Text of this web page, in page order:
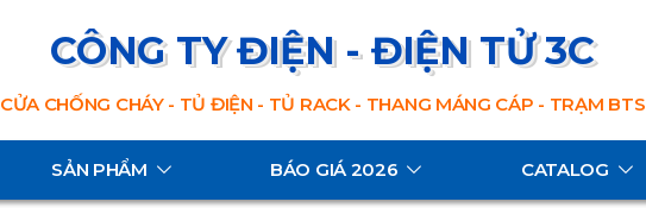
CÔNG TY ĐIỆN - ĐIỆN TỬ 3C
CỬA CHỐNG CHÁY - TỦ ĐIỆN - TỦ RACK - THANG MÁNG CÁP - TRẠM BTS
SẢN PHẨM BÁO GIÁ 2026 CATALOG